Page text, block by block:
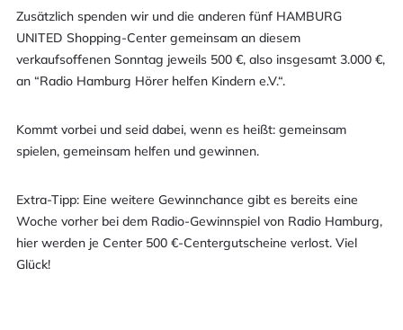
Zusätzlich spenden wir und die anderen fünf HAMBURG
UNITED Shopping-Center gemeinsam an diesem
verkaufsoffenen Sonntag jeweils 500 €, also insgesamt 3.000 €,
an “Radio Hamburg Hörer helfen Kindern e.V.“.
Kommt vorbei und seid dabei, wenn es heißt: gemeinsam
spielen, gemeinsam helfen und gewinnen.
Extra-Tipp: Eine weitere Gewinnchance gibt es bereits eine
Woche vorher bei dem Radio-Gewinnspiel von Radio Hamburg,
hier werden je Center 500 €-Centergutscheine verlost. Viel
Glück!